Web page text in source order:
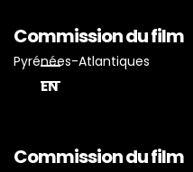
Commission du film
Pyrénées-Atlantiques
EN
Commission du film